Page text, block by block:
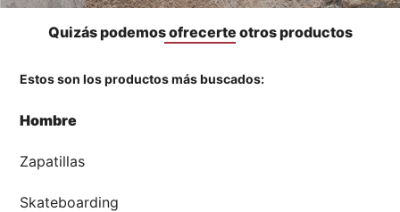
🤑 Zona Outlet
Tiendas
Quizás podemos ofrecerte otros productos
Estos son los productos más buscados:
Hombre
Zapatillas
Skateboarding